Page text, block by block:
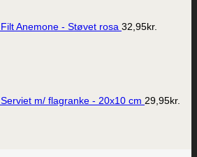
Filt Anemone - Støvet rosa 32,95kr.
Serviet m/ flagranke - 20x10 cm 29,95kr.